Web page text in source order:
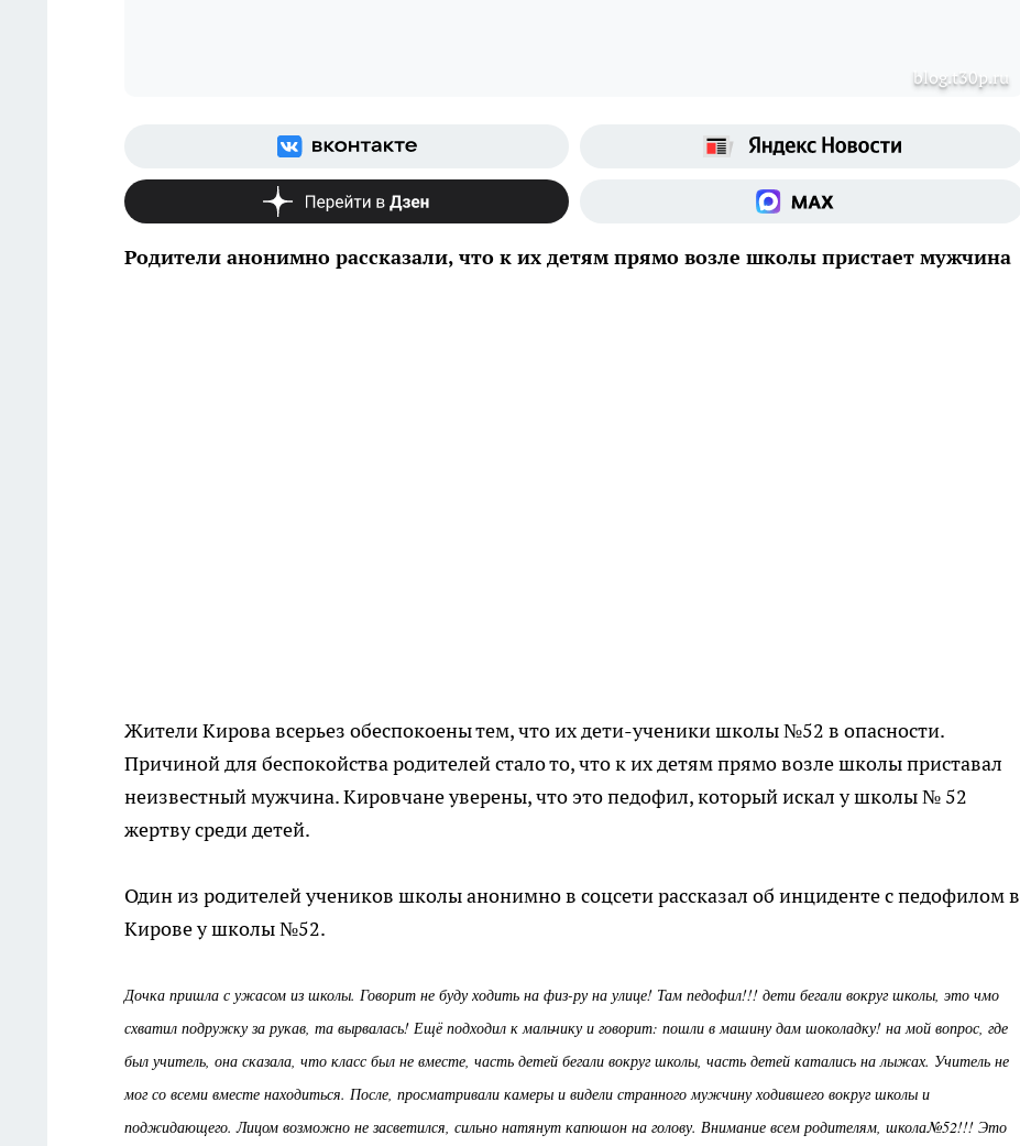
blog.t30p.ru
Родители анонимно рассказали, что к их детям прямо возле школы пристает мужчина
Жители Кирова всерьез обеспокоены тем, что их дети-ученики школы №52 в опасности.
Причиной для беспокойства родителей стало то, что к их детям прямо возле школы приставал
неизвестный мужчина. Кировчане уверены, что это педофил, который искал у школы № 52
жертву среди детей.
Один из родителей учеников школы анонимно в соцсети рассказал об инциденте с педофилом в
Кирове у школы №52.
Дочка пришла с ужасом из школы. Говорит не буду ходить на физ-ру на улице! Там педофил!!! дети бегали вокруг школы, это чмо
схватил подружку за рукав, та вырвалась! Ещё подходил к мальчику и говорит: пошли в машину дам шоколадку! на мой вопрос, где
был учитель, она сказала, что класс был не вместе, часть детей бегали вокруг школы, часть детей катались на лыжах. Учитель не
мог со всеми вместе находиться. После, просматривали камеры и видели странного мужчину ходившего вокруг школы и
поджидающего. Лицом возможно не засветился, сильно натянут капюшон на голову. Внимание всем родителям, школа№52!!! Это